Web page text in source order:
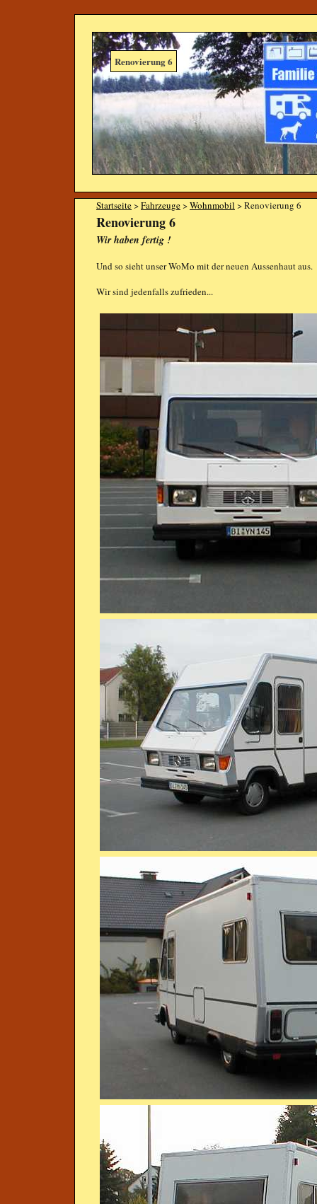
Renovierung 6
Startseite>Fahrzeuge>Wohnmobil > Renovierung 6
Renovierung 6
Wir haben fertig !
Und so sieht unser WoMo mit der neuen Aussenhaut aus.
Wir sind jedenfalls zufrieden...